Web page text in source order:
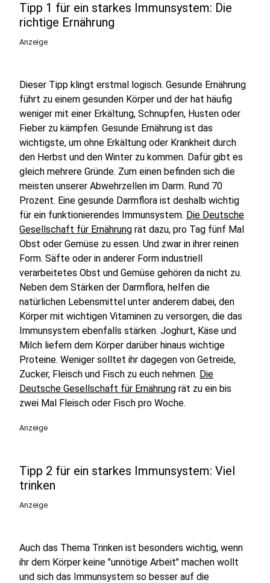
Tipp 1 für ein starkes Immunsystem: Die
richtige Ernährung
Anzeige
Dieser Tipp klingt erstmal logisch. Gesunde Ernährung
führt zu einem gesunden Körper und der hat häufig
weniger mit einer Erkältung, Schnupfen, Husten oder
Fieber zu kämpfen. Gesunde Ernährung ist das
wichtigste, um ohne Erkältung oder Krankheit durch
den Herbst und den Winter zu kommen. Dafür gibt es
gleich mehrere Gründe. Zum einen befinden sich die
meisten unserer Abwehrzellen im Darm. Rund 70
Prozent. Eine gesunde Darmflora ist deshalb wichtig
für ein funktionierendes Immunsystem. Die Deutsche
Gesellschaft für Ernährung rät dazu, pro Tag fünf Mal
Obst oder Gemüse zu essen. Und zwar in ihrer reinen
Form. Säfte oder in anderer Form industriell
verarbeitetes Obst und Gemüse gehören da nicht zu.
Neben dem Stärken der Darmflora, helfen die
natürlichen Lebensmittel unter anderem dabei, den
Körper mit wichtigen Vitaminen zu versorgen, die das
Immunsystem ebenfalls stärken. Joghurt, Käse und
Milch liefern dem Körper darüber hinaus wichtige
Proteine. Weniger solltet ihr dagegen von Getreide,
Zucker, Fleisch und Fisch zu euch nehmen. Die
Deutsche Gesellschaft für Ernährung rät zu ein bis
zwei Mal Fleisch oder Fisch pro Woche.
Anzeige
Tipp 2 für ein starkes Immunsystem: Viel
trinken
Anzeige
Auch das Thema Trinken ist besonders wichtig, wenn
ihr dem Körper keine "unnötige Arbeit" machen wollt
und sich das Immunsystem so besser auf die